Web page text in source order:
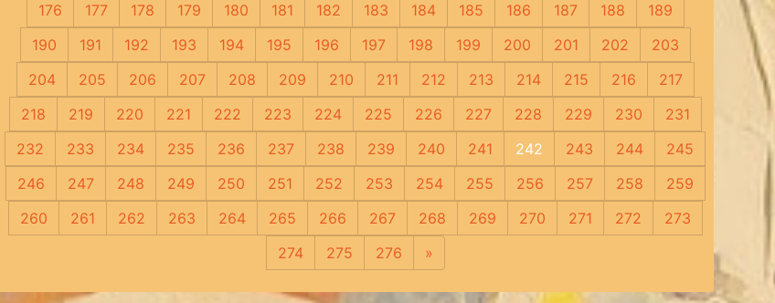
176
177 178 179 180 181 182 183 184 185 186 187 188
189
190
191 192 193 194 195 196 197 198 199 200 201 202
203
204
205 206 207 208 209 210 211 212 213 214 215 216
217
218
219 220 221 222 223 224 225 226 227 228 229 230
231
232
233 234 235 236 237 238 239 240 241 242 243 244
245
246
247 248 249 250 251 252 253 254 255 256 257 258
259
260
261 262 263 264 265 266 267 268 269 270 271 272
273
274
275 276 »